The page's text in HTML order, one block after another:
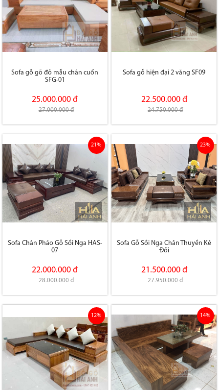
Sofa gỗ gõ đỏ mẫu chân cuốn
SFG-01
25.000.000 đ
27.000.000 đ
Sofa gỗ hiện đại 2 văng SF09
22.500.000 đ
24.750.000 đ
Sofa Chân Pháo Gỗ Sồi Nga HAS-
07
22.000.000 đ
28.000.000 đ
21%
Sofa Gỗ Sồi Nga Chân Thuyền Kê
Đối
21.500.000 đ
27.950.000 đ
23%
12% 14%